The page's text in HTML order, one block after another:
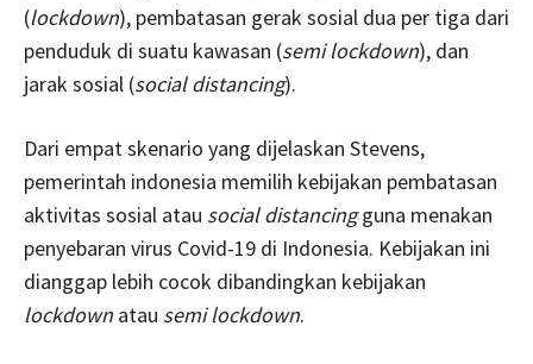
(lockdown), pembatasan gerak sosial dua per tiga dari
penduduk di suatu kawasan (semi lockdown), dan
jarak sosial (social distancing).
Dari empat skenario yang dijelaskan Stevens,
pemerintah indonesia memilih kebijakan pembatasan
aktivitas sosial atau social distancingguna menakan
penyebaran virus Covid-19 di Indonesia. Kebijakan ini
dianggap lebih cocok dibandingkan kebijakan
lockdown atau semi lockdown.